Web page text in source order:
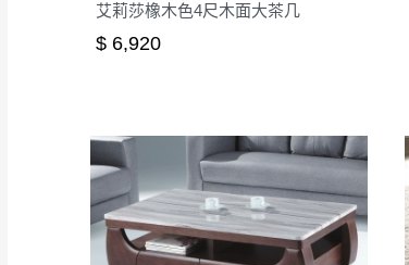
艾莉莎橡木色4尺木面大茶几
$ 6,920